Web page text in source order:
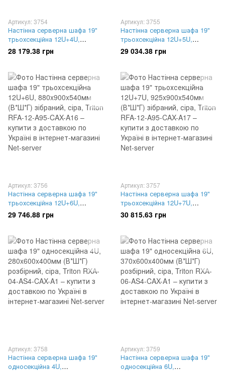
Артикул: 3754
Настінна серверна шафа 19"
трьохсекційна 12U+4U,
790x900x540мм (В*Ш*Г)
зібраний, сіра, Triton RFA-12-
28 179.38 грн
Артикул: 3755
Настінна серверна шафа 19"
трьохсекційна 12U+5U,
835x900x540мм (В*Ш*Г)
зібраний, сіра, Triton RFA-12-
29 034.38 грн
Артикул: 3756
Настінна серверна шафа 19"
трьохсекційна 12U+6U,
880x900x540мм (В*Ш*Г)
зібраний, сіра, Triton RFA-12-
29 746.88 грн
Артикул: 3757
Настінна серверна шафа 19"
трьохсекційна 12U+7U,
925x900x540мм (В*Ш*Г)
зібраний, сіра, Triton RFA-12-
30 815.63 грн
Артикул: 3758
Настінна серверна шафа 19"
односекційна 4U,
Артикул: 3759
Настінна серверна шафа 19"
односекційна 6U,